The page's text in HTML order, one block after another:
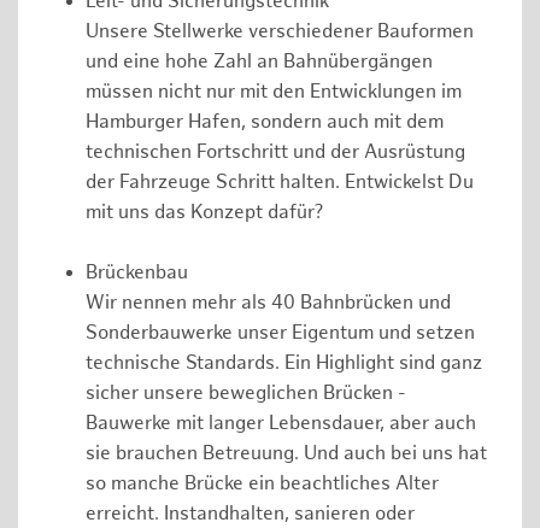
Unsere Stellwerke verschiedener Bauformen
und eine hohe Zahl an Bahnübergängen
müssen nicht nur mit den Entwicklungen im
Hamburger Hafen, sondern auch mit dem
technischen Fortschritt und der Ausrüstung
der Fahrzeuge Schritt halten. Entwickelst Du
mit uns das Konzept dafür?
Brückenbau
Wir nennen mehr als 40 Bahnbrücken und
Sonderbauwerke unser Eigentum und setzen
technische Standards. Ein Highlight sind ganz
sicher unsere beweglichen Brücken -
Bauwerke mit langer Lebensdauer, aber auch
sie brauchen Betreuung. Und auch bei uns hat
so manche Brücke ein beachtliches Alter
erreicht. Instandhalten, sanieren oder